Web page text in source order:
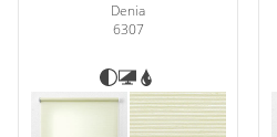
Denia
6307